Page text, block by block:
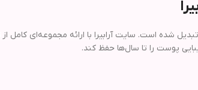
شده است. سایت آرابیرا با ارائه مجموعه‌ای کامل از
پوست را تا سال‌ها حفظ کند.